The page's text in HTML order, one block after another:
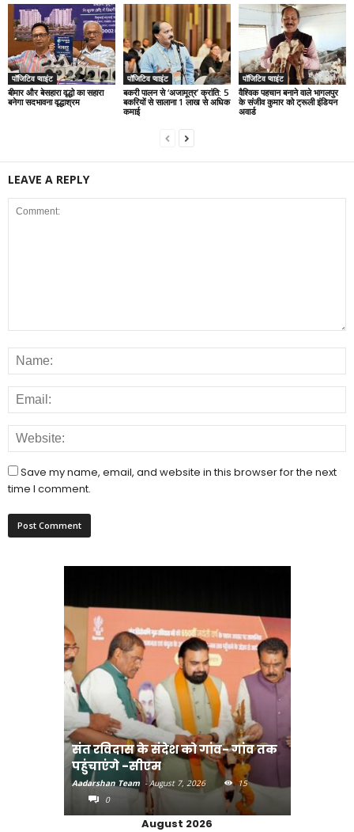
पॉजिटिव प्वाइंट
बीमार और बेसहारा वृद्धो का सहारा
बनेगा सदभावना वृद्धाश्रम
पॉजिटिव प्वाइंट
बकरी पालन से ‘अजामूत्र’ क्रांति: 5
बकरियों से सालाना 1 लाख से अधिक
कमाई
पॉजिटिव प्वाइंट
वैश्विक पहचान बनाने वाले भागलपुर
के संजीव कुमार को ट्रूली इंडियन
अवार्ड
LEAVE A REPLY
Save my name, email, and website in this browser for the next
time I comment.
संत रविदास के संदेश को गांव- गांव तक
पहुंचाएंगे -सीएम
Aadarshan Team - August 7, 2026
15
0
August 2026